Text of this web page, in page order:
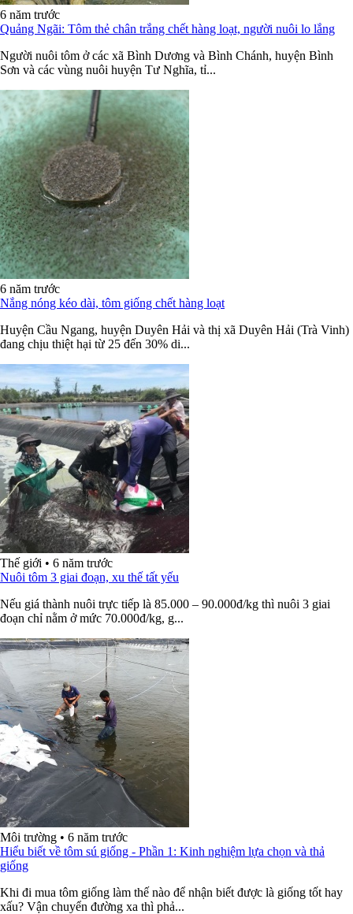
6 năm trước
Quảng Ngãi: Tôm thẻ chân trắng chết hàng loạt, người nuôi lo lắng
Người nuôi tôm ở các xã Bình Dương và Bình Chánh, huyện Bình
Sơn và các vùng nuôi huyện Tư Nghĩa, tỉ...
6 năm trước
Nắng nóng kéo dài, tôm giống chết hàng loạt
Huyện Cầu Ngang, huyện Duyên Hải và thị xã Duyên Hải (Trà Vinh)
đang chịu thiệt hại từ 25 đến 30% di...
Thế giới • 6 năm trước
Nuôi tôm 3 giai đoạn, xu thế tất yếu
Nếu giá thành nuôi trực tiếp là 85.000 – 90.000đ/kg thì nuôi 3 giai
đoạn chỉ nằm ở mức 70.000đ/kg, g...
Môi trường • 6 năm trước
Hiểu biết về tôm sú giống - Phần 1: Kinh nghiệm lựa chọn và thả
giống
Khi đi mua tôm giống làm thế nào để nhận biết được là giống tốt hay
xấu? Vận chuyển đường xa thì phả...